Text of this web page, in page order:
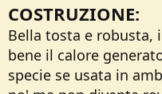
COSTRUZIONE:
Bella tosta e robusta,
bene il calore
specie se usata in